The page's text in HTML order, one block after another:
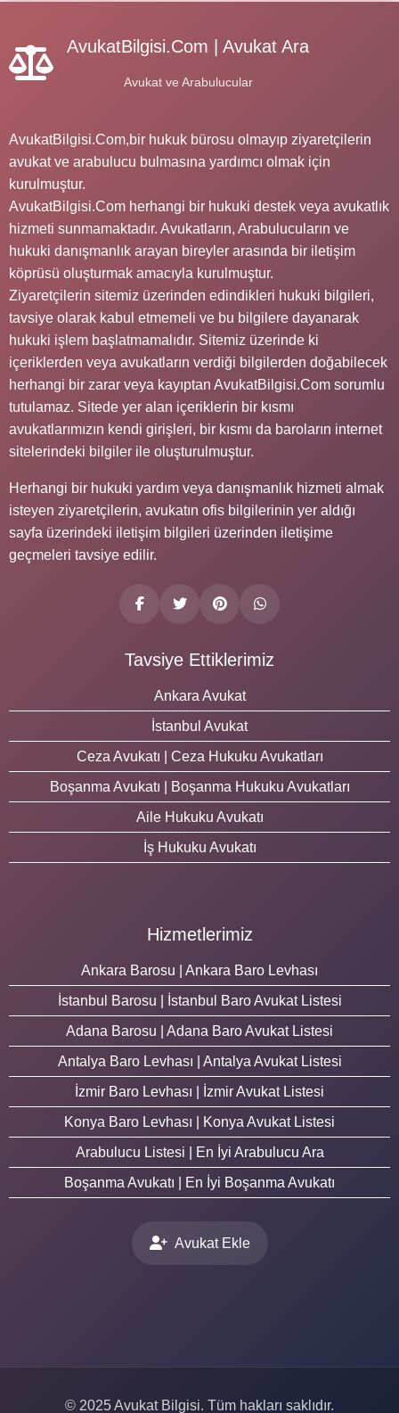
AvukatBilgisi.Com | Avukat Ara
Avukat ve Arabulucular
AvukatBilgisi.Com,bir hukuk bürosu olmayıp ziyaretçilerin
avukat ve arabulucu bulmasına yardımcı olmak için
kurulmuştur.
AvukatBilgisi.Com herhangi bir hukuki destek veya avukatlık
hizmeti sunmamaktadır. Avukatların, Arabulucuların ve
hukuki danışmanlık arayan bireyler arasında bir iletişim
köprüsü oluşturmak amacıyla kurulmuştur.
Ziyaretçilerin sitemiz üzerinden edindikleri hukuki bilgileri,
tavsiye olarak kabul etmemeli ve bu bilgilere dayanarak
hukuki işlem başlatmamalıdır. Sitemiz üzerinde ki
içeriklerden veya avukatların verdiği bilgilerden doğabilecek
herhangi bir zarar veya kayıptan AvukatBilgisi.Com sorumlu
tutulamaz. Sitede yer alan içeriklerin bir kısmı
avukatlarımızın kendi girişleri, bir kısmı da baroların internet
sitelerindeki bilgiler ile oluşturulmuştur.
Herhangi bir hukuki yardım veya danışmanlık hizmeti almak
isteyen ziyaretçilerin, avukatın ofis bilgilerinin yer aldığı
sayfa üzerindeki iletişim bilgileri üzerinden iletişime
geçmeleri tavsiye edilir.
Tavsiye Ettiklerimiz
Ankara Avukat
İstanbul Avukat
Ceza Avukatı | Ceza Hukuku Avukatları
Boşanma Avukatı | Boşanma Hukuku Avukatları
Aile Hukuku Avukatı
İş Hukuku Avukatı
Hizmetlerimiz
Ankara Barosu | Ankara Baro Levhası
İstanbul Barosu | İstanbul Baro Avukat Listesi
Adana Barosu | Adana Baro Avukat Listesi
Antalya Baro Levhası | Antalya Avukat Listesi
İzmir Baro Levhası | İzmir Avukat Listesi
Konya Baro Levhası | Konya Avukat Listesi
Arabulucu Listesi | En İyi Arabulucu Ara
Boşanma Avukatı | En İyi Boşanma Avukatı
Avukat Ekle
© 2025 Avukat Bilgisi. Tüm hakları saklıdır.